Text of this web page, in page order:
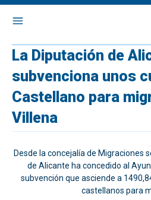
La Diputación de
subvenciona unos
Castellano para
Villena
Desde la concejalía de Migraciones
de Alicante ha concedido al
subvención que asciende a
castellanos para